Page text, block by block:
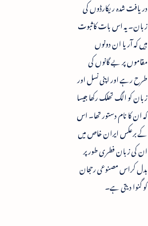
دریافت شدہ ریکارڈوں کی
زبان۔ یہ اس بات کا ثبوت
ہیں کہ آریا ان دونوں
مقاموں پر بے گانوں کی
طرح رہے اور اپنی نسل اور
زبان کو الگ تھلک رکھا جیسا
کہ ان کا نام دستور تھا۔ اس
کے برعکس ایران خاص میں
ان کی زبان فطری طور پر
بدل کراس مصنوعی رحجان
کو گنوا دیتی ہے۔